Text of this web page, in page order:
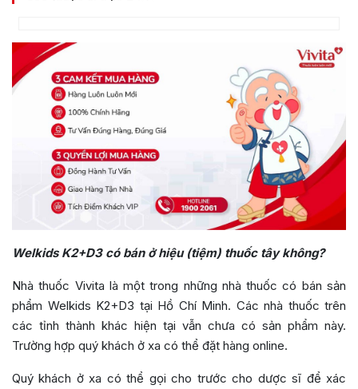
Welkids K2+D3 có bán ở hiệu (tiệm) thuốc tây không?
Nhà thuốc Vivita là một trong những nhà thuốc có bán sản
phẩm Welkids K2+D3 tại Hồ Chí Minh. Các nhà thuốc trên
các tỉnh thành khác hiện tại vẫn chưa có sản phẩm này.
Trường hợp quý khách ở xa có thể đặt hàng online.
Quý khách ở xa có thể gọi cho trước cho dược sĩ để xác